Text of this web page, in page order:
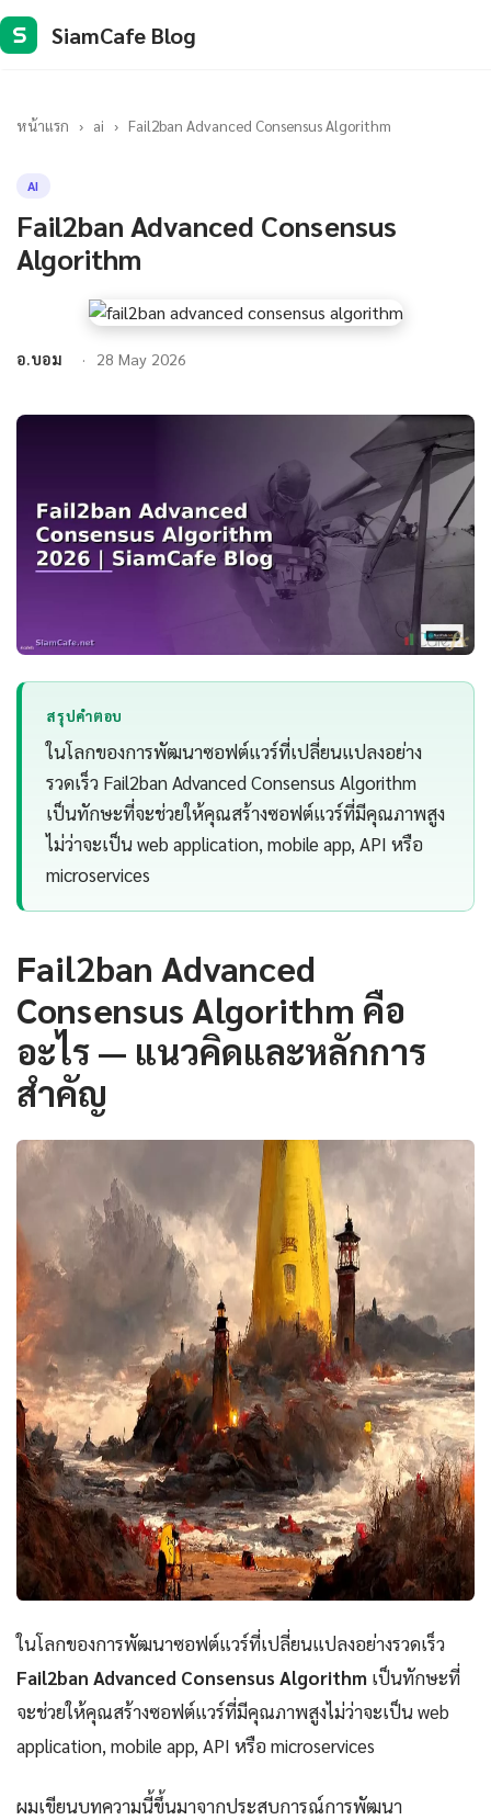
S SiamCafe Blog
หน้าแรก › ai › Fail2ban Advanced Consensus Algorithm
AI
Fail2ban Advanced Consensus
Algorithm
อ.บอม 28 May 2026
สรุปคำตอบ
ในโลกของการพัฒนาซอฟต์แวร์ที่เปลี่ยนแปลงอย่าง
รวดเร็ว Fail2ban Advanced Consensus Algorithm
เป็นทักษะที่จะช่วยให้คุณสร้างซอฟต์แวร์ที่มีคุณภาพสูง
ไม่ว่าจะเป็น web application, mobile app, API หรือ
microservices
Fail2ban Advanced
Consensus Algorithm คือ
อะไร — แนวคิดและหลักการ
สำคัญ
ในโลกของการพัฒนาซอฟต์แวร์ที่เปลี่ยนแปลงอย่างรวดเร็ว
Fail2ban Advanced Consensus Algorithm เป็นทักษะที่
จะช่วยให้คุณสร้างซอฟต์แวร์ที่มีคุณภาพสูงไม่ว่าจะเป็น web
application, mobile app, API หรือ microservices
ผมเขียนบทความนี้ขึ้นมาจากประสบการณ์การพัฒนา